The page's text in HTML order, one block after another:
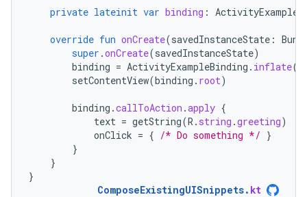
private lateinit var binding :
override fun onCreate(savedInstanceState :
super .onCreate(savedInstanceState)
binding = ActivityExampleBinding . inflate(
setContentView(binding . root)
binding .callToAction .apply {
text = getString(R . string .greeting)
onClick = { /* Do something */ }
}
}
}
ComposeExistingUISnippets. kt